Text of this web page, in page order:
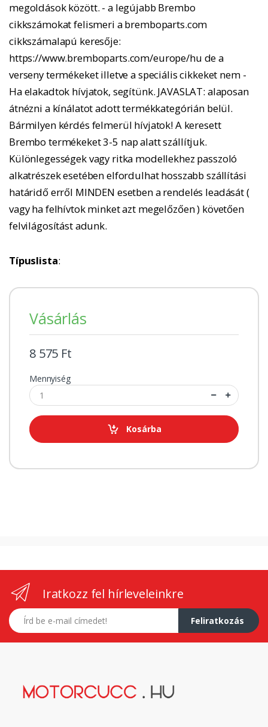
megoldások között. - a legújabb Brembo
cikkszámokat felismeri a bremboparts.com
cikkszámalapú keresője:
https://www.bremboparts.com/europe/hu de a
verseny termékeket illetve a speciális cikkeket nem -
Ha elakadtok hívjatok, segítünk. JAVASLAT: alaposan
átnézni a kínálatot adott termékkategórián belül.
Bármilyen kérdés felmerül hívjatok! A keresett
Brembo termékeket 3-5 nap alatt szállítjuk.
Különlegességek vagy ritka modellekhez passzoló
alkatrészek esetében elfordulhat hosszabb szállítási
határidő erről MINDEN esetben a rendelés leadását (
vagy ha felhívtok minket azt megelőzően ) követően
felvilágosítást adunk.
Típuslista:
Vásárlás
8 575 Ft
Mennyiség
Kosárba
Iratkozz fel hírleveleinkre
E-mail címed
Feliratkozás